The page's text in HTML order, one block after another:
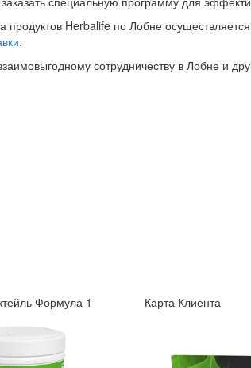
продуктов Herbalife по Лобне
.
сотрудничеству в Лобне и
Формула 1 Карта Клиента